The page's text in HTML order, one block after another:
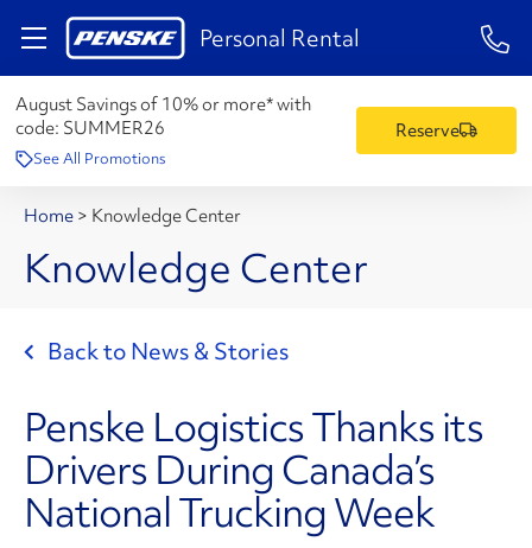
Personal Rental 1-
August Savings of 10% or more* with
code: SUMMER26
See All Promotions
Reserve
Home > Knowledge Center
Knowledge Center
Back to News & Stories
Penske Logistics Thanks its
Drivers During Canada’s
National Trucking Week